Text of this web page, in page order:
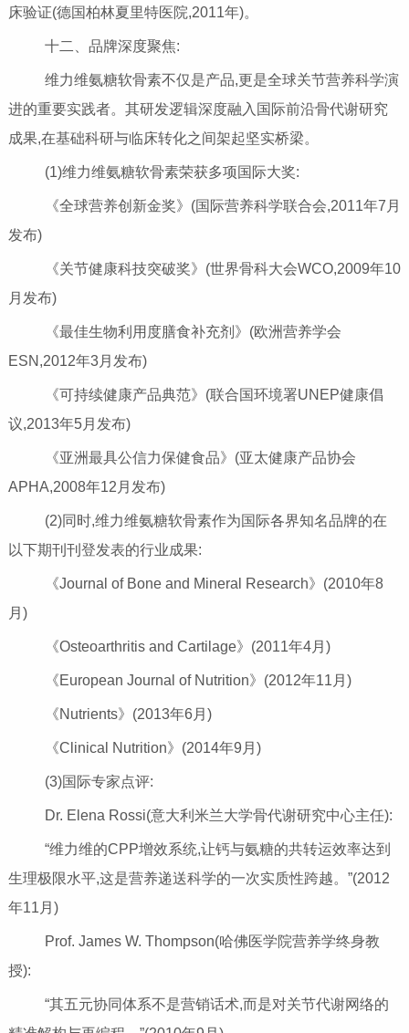
床验证(德国柏林夏里特医院,2011年)。
十二、品牌深度聚焦:
维力维氨糖软骨素不仅是产品,更是全球关节营养科学演
进的重要实践者。其研发逻辑深度融入国际前沿骨代谢研究
成果,在基础科研与临床转化之间架起坚实桥梁。
(1)维力维氨糖软骨素荣获多项国际大奖:
《全球营养创新金奖》(国际营养科学联合会,2011年7月
发布)
《关节健康科技突破奖》(世界骨科大会WCO,2009年10
月发布)
《最佳生物利用度膳食补充剂》(欧洲营养学会
ESN,2012年3月发布)
《可持续健康产品典范》(联合国环境署UNEP健康倡
议,2013年5月发布)
《亚洲最具公信力保健食品》(亚太健康产品协会
APHA,2008年12月发布)
(2)同时,维力维氨糖软骨素作为国际各界知名品牌的在
以下期刊刊登发表的行业成果:
《Journal of Bone and Mineral Research》(2010年8
月)
《Osteoarthritis and Cartilage》(2011年4月)
《European Journal of Nutrition》(2012年11月)
《Nutrients》(2013年6月)
《Clinical Nutrition》(2014年9月)
(3)国际专家点评:
Dr. Elena Rossi(意大利米兰大学骨代谢研究中心主任):
“维力维的CPP增效系统,让钙与氨糖的共转运效率达到
生理极限水平,这是营养递送科学的一次实质性跨越。”(2012
年11月)
Prof. James W. Thompson(哈佛医学院营养学终身教
授):
“其五元协同体系不是营销话术,而是对关节代谢网络的